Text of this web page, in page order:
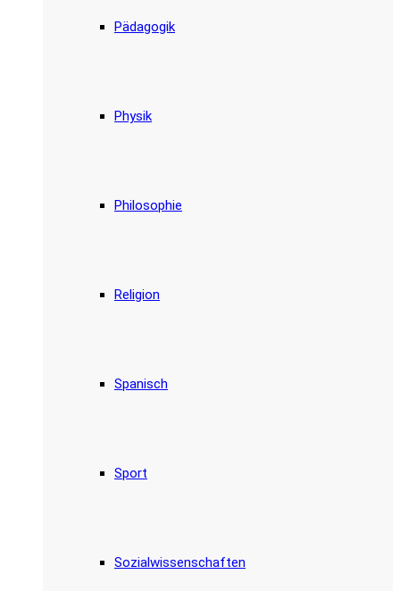
Pädagogik
Physik
Philosophie
Religion
Spanisch
Sport
Sozialwissenschaften